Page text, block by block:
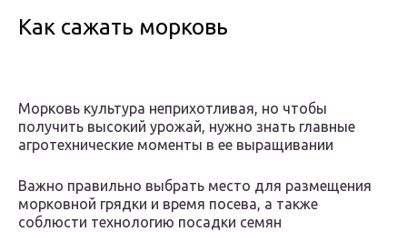
Как сажать морковь
Морковь культура неприхотливая, но чтобы
получить высокий урожай, нужно знать главные
агротехнические моменты в ее выращивании
Важно правильно выбрать место для размещения
морковной грядки и время посева, а также
соблюсти технологию посадки семян